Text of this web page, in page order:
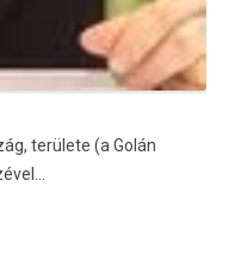
területe (a Golán